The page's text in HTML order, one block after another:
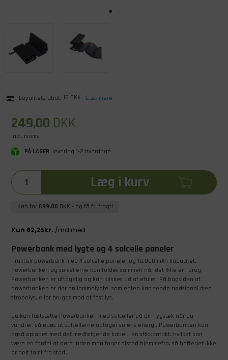
Loyalitetsrabat: 12 DKK - Læs mere
249,00 DKK
Inkl. moms
PÅ LAGER levering 1-2 hverdage
Læg i kurv
Køb for 699,00 DKK - og få fri fragt!
Powerbank med lygte og 4 solcelle paneler
Praktisk powerbank med 4 solcelle paneler og 10.000 mAh kapacitet.
Powerbanken og solcellerne kan foldes sammen når det ikke er i brug.
Powerbanken er aftagelig og kan klikkes ud af etuiet. På bagsiden af
powerbanken er der en lommelygte, som enten kan sende nødsignal med
strobelys, eller bruges med et fast lys.
Du kan fastsætte Powerbanken med solceller på din rygsæk når du
vandrer, således at solcellerne optager solens energi. Powerbanken kan
også oplades med det medfølgende kabel i en stikkontakt, hvilket kan
være en fordel at gøre inden man tager afsted hjemmefra, så batteriet ikke
er helt tomt fra start.